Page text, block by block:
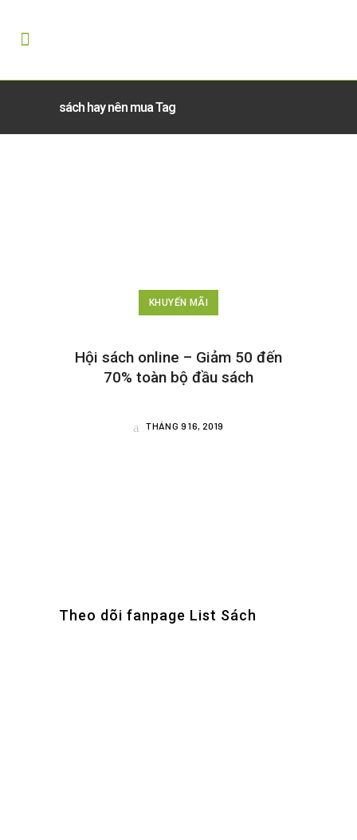
sách hay nên mua Tag
KHUYẾN MÃI
Hội sách online – Giảm 50 đến
70% toàn bộ đầu sách
THÁNG 9 16, 2019
Theo dõi fanpage List Sách